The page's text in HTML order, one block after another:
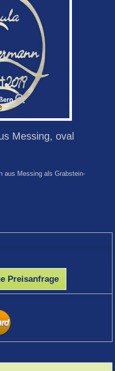
Messing, oval
aus Messing als Grabstein-
Preisanfrage